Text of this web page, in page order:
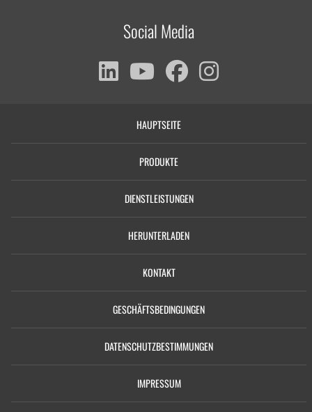
Social Media
HAUPTSEITE
PRODUKTE
DIENSTLEISTUNGEN
HERUNTERLADEN
KONTAKT
GESCHÄFTSBEDINGUNGEN
DATENSCHUTZBESTIMMUNGEN
IMPRESSUM